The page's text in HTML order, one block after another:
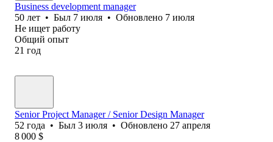
Business development manager
50 лет • Был 7 июля • Обновлено 7 июля
Не ищет работу
Общий опыт
21 год
Senior Project Manager / Senior Design Manager
52 года • Был 3 июля • Обновлено 27 апреля
8 000 $